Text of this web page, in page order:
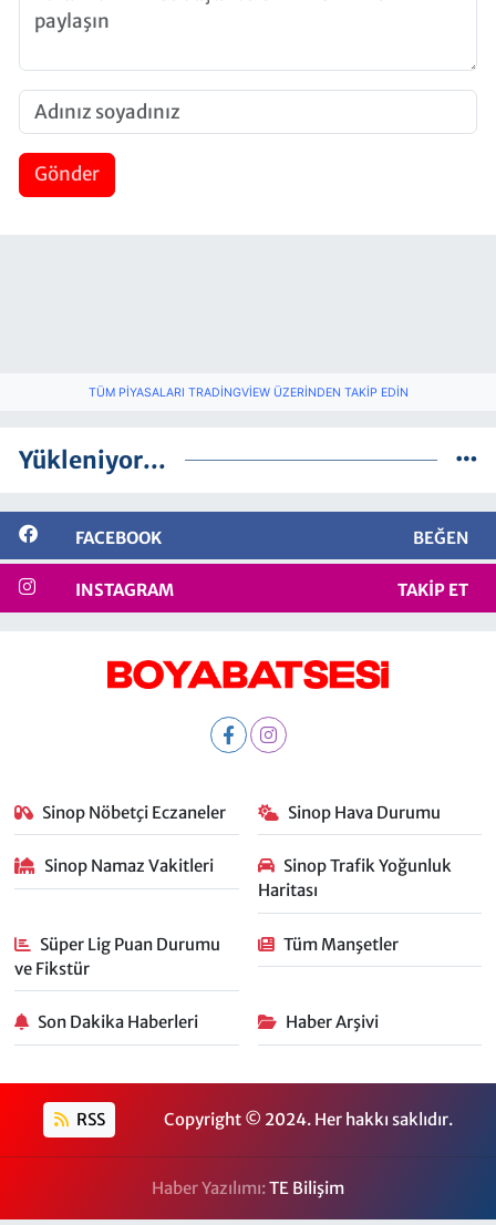
Gönder
TÜM PIYASALARI TRADINGVIEW ÜZERINDEN TAKIP EDIN
Yükleniyor...
FACEBOOK BEĞEN
INSTAGRAM TAKIP ET
Sinop Nöbetçi Eczaneler Sinop Hava Durumu
Sinop Namaz Vakitleri
Sinop Trafik Yoğunluk
Haritası
Süper Lig Puan Durumu
ve Fikstür
Tüm Manşetler
Son Dakika Haberleri Haber Arşivi
RSS Copyright © 2024. Her hakkı saklıdır.
Haber Yazılımı:TE Bilişim